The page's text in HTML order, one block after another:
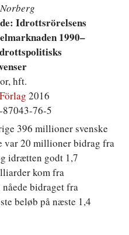
Idrottsrörelsens
1990–
hft.
2016
76-5
396 millioner svenske
var 20 millioner bidrag fra
idrætten godt 1,7
kom fra
bidraget fra
beløb på næste 1,4